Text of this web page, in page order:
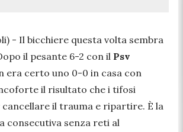
- Il bicchiere questa volta sembra
il pesante 6-2 con il Psv
era certo uno 0-0 in casa con
il risultato che i tifosi
cancellare il trauma e ripartire. È la
consecutiva senza reti al